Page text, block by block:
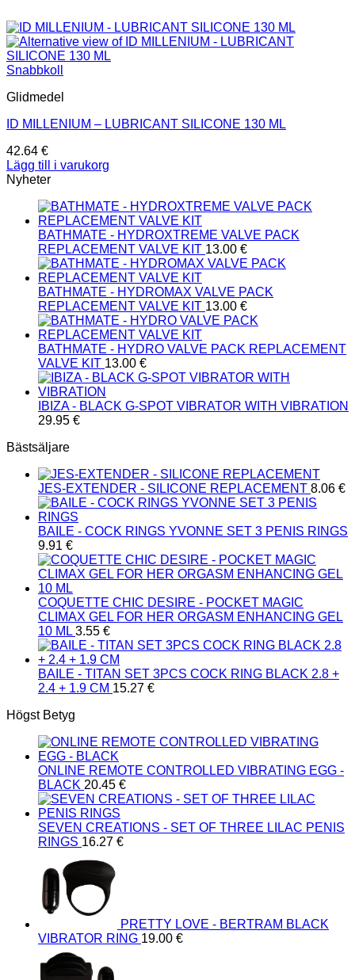
Snabbkoll
Glidmedel
ID MILLENIUM – LUBRICANT SILICONE 130 ML
42.64 €
Lägg till i varukorg
Nyheter
BATHMATE - HYDROXTREME VALVE PACK
REPLACEMENT VALVE KIT 13.00 €
BATHMATE - HYDROMAX VALVE PACK
REPLACEMENT VALVE KIT 13.00 €
BATHMATE - HYDRO VALVE PACK REPLACEMENT
VALVE KIT 13.00 €
IBIZA - BLACK G-SPOT VIBRATOR WITH VIBRATION
29.95 €
Bästsäljare
JES-EXTENDER - SILICONE REPLACEMENT 8.06 €
BAILE - COCK RINGS YVONNE SET 3 PENIS RINGS
9.91 €
COQUETTE CHIC DESIRE - POCKET MAGIC
CLIMAX GEL FOR HER ORGASM ENHANCING GEL
10 ML 3.55 €
BAILE - TITAN SET 3PCS COCK RING BLACK 2.8 +
2.4 + 1.9 CM 15.27 €
Högst Betyg
ONLINE REMOTE CONTROLLED VIBRATING EGG -
BLACK 20.45 €
SEVEN CREATIONS - SET OF THREE LILAC PENIS
RINGS 16.27 €
PRETTY LOVE - BERTRAM BLACK
VIBRATOR RING 19.00 €